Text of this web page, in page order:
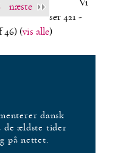
næste
ser 421 -
46) (vis alle)
dansk
de ældste tider
på nettet.